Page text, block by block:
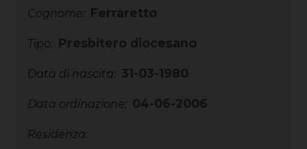
Cognome: Ferraretto
Tipo: Presbitero diocesano
Data di nascita: 31-03-1980
Data ordinazione: 04-06-2006
Residenza: